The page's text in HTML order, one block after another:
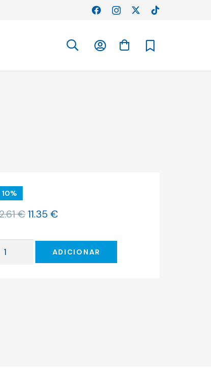
10%
€O
era:
12.61 €.
11.35€O
é:
11.35 €.
de
ADICIONAR